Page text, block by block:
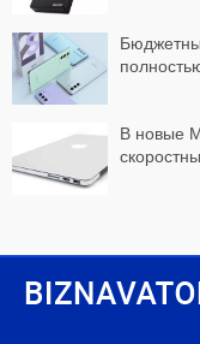
В новые